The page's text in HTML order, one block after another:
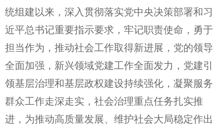
统组建以来，深入贯彻落实党中央决策部署和习
近平总书记重要指示要求，牢记职责使命，勇于
担当作为，推动社会工作取得新进展，党的领导
全面加强，新兴领域党建工作全面发力，党建引
领基层治理和基层政权建设持续强化，凝聚服务
群众工作走深走实，社会治理重点任务扎实推
进，为推动高质量发展、维护社会大局稳定作出